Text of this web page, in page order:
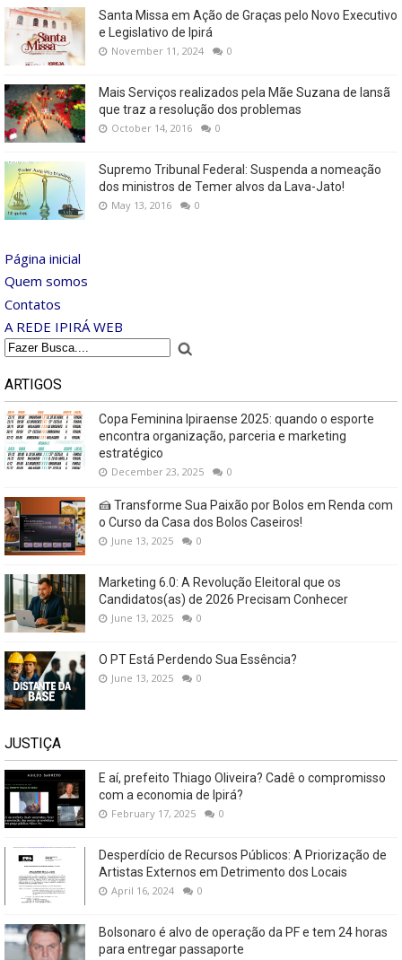
Santa Missa em Ação de Graças pelo Novo Executivo
e Legislativo de Ipirá
November 11, 2024 0
Mais Serviços realizados pela Mãe Suzana de Iansã
que traz a resolução dos problemas
October 14, 2016 0
Supremo Tribunal Federal: Suspenda a nomeação
dos ministros de Temer alvos da Lava-Jato!
May 13, 2016 0
Página inicial
Quem somos
Contatos
A REDE IPIRÁ WEB
ARTIGOS
Copa Feminina Ipiraense 2025: quando o esporte
encontra organização, parceria e marketing
estratégico
December 23, 2025 0
🍰 Transforme Sua Paixão por Bolos em Renda com
o Curso da Casa dos Bolos Caseiros!
June 13, 2025 0
Marketing 6.0: A Revolução Eleitoral que os
Candidatos(as) de 2026 Precisam Conhecer
June 13, 2025 0
O PT Está Perdendo Sua Essência?
June 13, 2025 0
JUSTIÇA
E aí, prefeito Thiago Oliveira? Cadê o compromisso
com a economia de Ipirá?
February 17, 2025 0
Desperdício de Recursos Públicos: A Priorização de
Artistas Externos em Detrimento dos Locais
April 16, 2024 0
Bolsonaro é alvo de operação da PF e tem 24 horas
para entregar passaporte